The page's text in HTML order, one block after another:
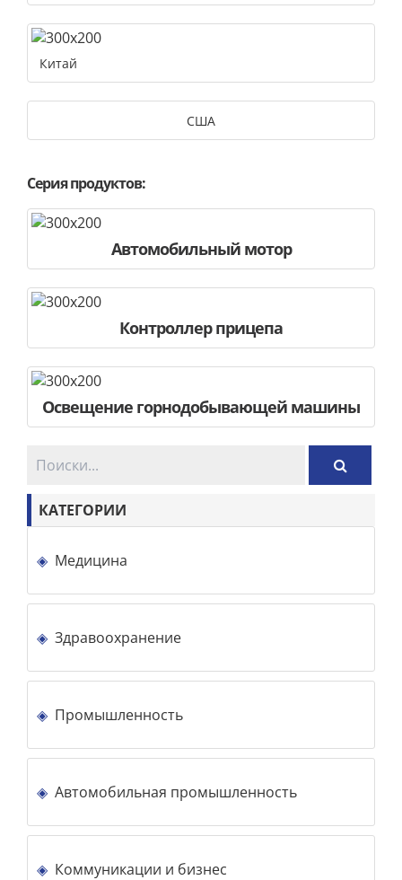
Китай
США
Серия продуктов:
Автомобильный мотор
Контроллер прицепа
Освещение горнодобывающей машины
КАТЕГОРИИ
Медицина
Здравоохранение
Промышленность
Автомобильная промышленность
Коммуникации и бизнес